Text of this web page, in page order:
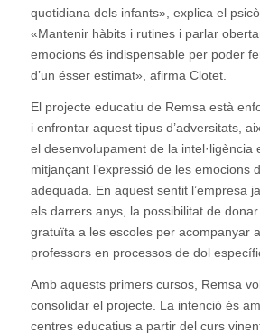
quotidiana dels infants», explica el
«Mantenir hàbits i rutines i parlar
emocions és indispensable per poder
d’un ésser estimat», afirma Clotet.
El projecte educatiu de Remsa està
i enfrontar aquest tipus d’adversitats,
el desenvolupament de la intel·ligència
mitjançant l’expressió de les emocions
adequada. En aquest sentit l’empresa
els darrers anys, la possibilitat de
gratuïta a les escoles per acompanyar
professors en processos de dol
Amb aquests primers cursos, Remsa
consolidar el projecte. La intenció és
centres educatius a partir del curs